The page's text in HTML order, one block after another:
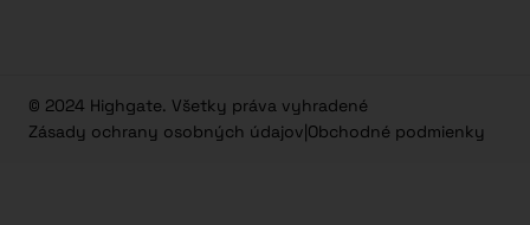
© 2024 Highgate. Všetky práva vyhradené
Zásady ochrany osobných údajov|Obchodné podmienky